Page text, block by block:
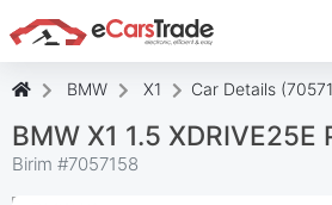
eCarsTrade web
Ekranınıza ekleyin ve anında
BMW X1 Car Details
BMW X1 1.5 XDRIVE25E
Birim #7057158